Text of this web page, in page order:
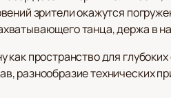
зрители окажутся
танца, держа в
как пространство для
разнообразие технических